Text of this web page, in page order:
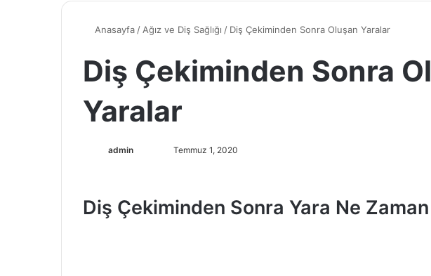
Anasayfa / Ağız ve Diş Sağlığı / Diş Çekiminden Sonra Oluşan Yaralar
Diş Çekiminden Sonra
Yaralar
admin
l
o
e
-
Temmuz 1, 2020
Diş Çekiminden Sonra Yara Ne